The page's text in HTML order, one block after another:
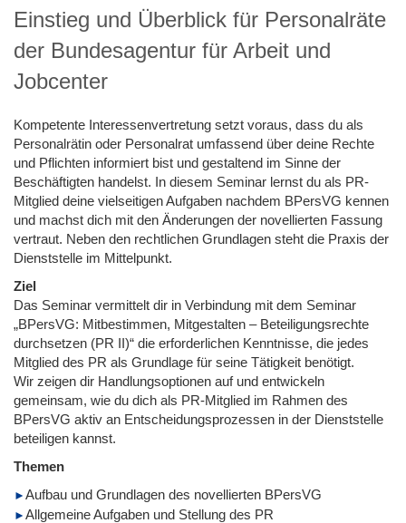
Einstieg und Überblick für Personalräte
der Bundesagentur für Arbeit und
Jobcenter
Kompetente Interessenvertretung setzt voraus, dass du als
Personalrätin oder Personalrat umfassend über deine Rechte
und Pflichten informiert bist und gestaltend im Sinne der
Beschäftigten handelst. In diesem Seminar lernst du als PR-
Mitglied deine vielseitigen Aufgaben nachdem BPersVG kennen
und machst dich mit den Änderungen der novellierten Fassung
vertraut. Neben den rechtlichen Grundlagen steht die Praxis der
Dienststelle im Mittelpunkt.
Ziel
Das Seminar vermittelt dir in Verbindung mit dem Seminar
„BPersVG: Mitbestimmen, Mitgestalten – Beteiligungsrechte
durchsetzen (PR II)“ die erforderlichen Kenntnisse, die jedes
Mitglied des PR als Grundlage für seine Tätigkeit benötigt.
Wir zeigen dir Handlungsoptionen auf und entwickeln
gemeinsam, wie du dich als PR-Mitglied im Rahmen des
BPersVG aktiv an Entscheidungsprozessen in der Dienststelle
beteiligen kannst.
Themen
Aufbau und Grundlagen des novellierten BPersVG
Allgemeine Aufgaben und Stellung des PR